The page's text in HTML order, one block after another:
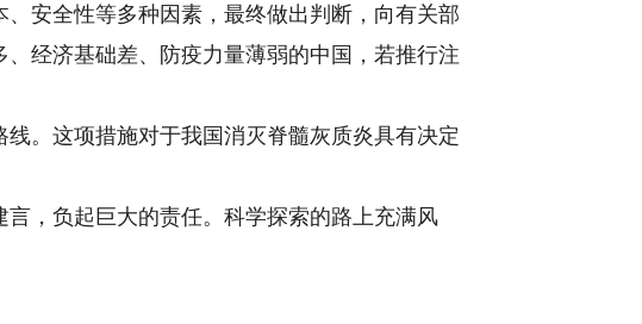
安全性等多种因素，最终做出判断，向有关部
经济基础差、防疫力量薄弱的中国，若推行注
。这项措施对于我国消灭脊髓灰质炎具有决定
，负起巨大的责任。科学探索的路上充满风